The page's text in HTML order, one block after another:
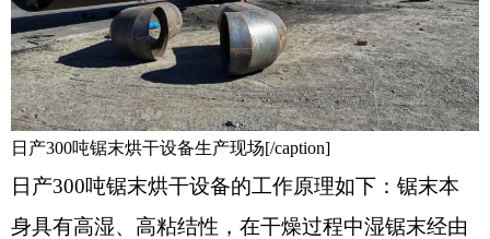
日产300吨锯末烘干设备生产现场[/caption]
日产300吨锯末烘干设备的工作原理如下：锯末本
身具有高湿、高粘结性，在干燥过程中湿锯末经由